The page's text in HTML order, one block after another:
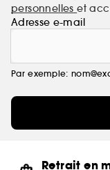
personnelleset
Adresse e-mail
Par exemple:
Retrait en